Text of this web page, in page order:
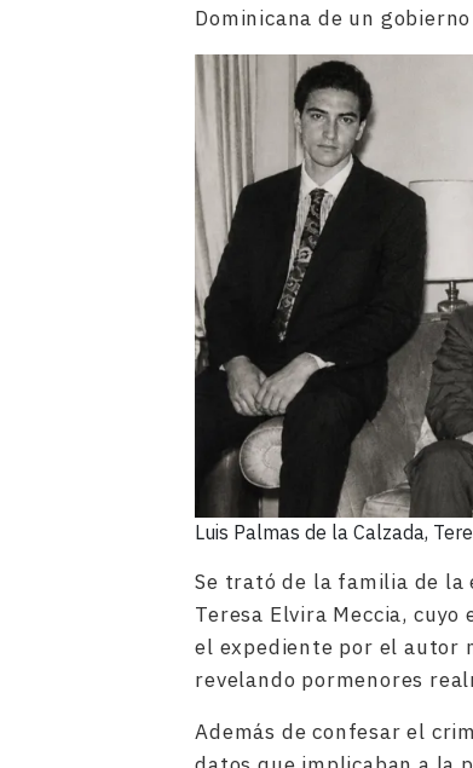
Dominicana de un
Luis Palmas de la Calzada,
Se trató de la familia de la
Teresa Elvira Meccia, cuyo
el expediente por el autor
revelando pormenores
Además de confesar el